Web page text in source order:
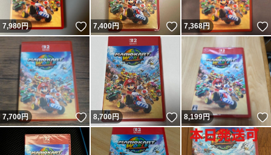
7,980円 いいね！
7,400円 いいね！
7,368円
7,700円 いいね！
8,700円 いいね！
8,199円